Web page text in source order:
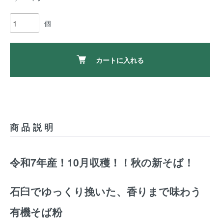
個
カートに入れる
商品説明
令和7年産！10月収穫！！秋の新そば！
石臼でゆっくり挽いた、香りまで味わう
有機そば粉